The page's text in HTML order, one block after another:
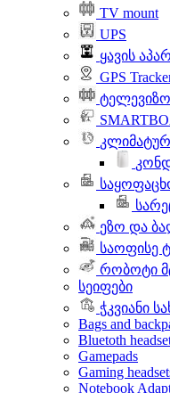
TV mount
UPS
ყავის
GPS
ეზო და
საოფისე
რობოტი
სეიფები
ჭკვიანი
Bags and
Bluetoth
Gamepads
Gaming
Notebook